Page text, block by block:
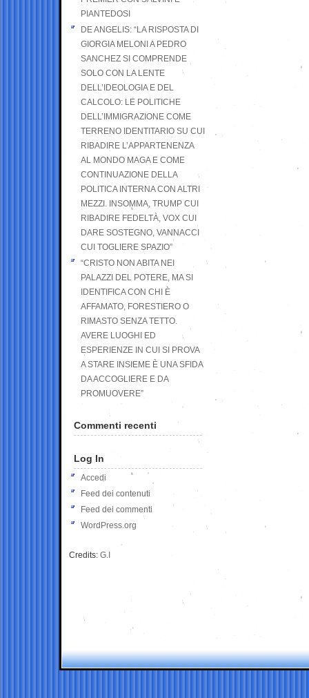
PIANTEDOSI
DE ANGELIS: “LA RISPOSTA DI
GIORGIA MELONI A PEDRO
SANCHEZ SI COMPRENDE
SOLO CON LA LENTE
DELL’IDEOLOGIA E DEL
CALCOLO: LE POLITICHE
DELL’IMMIGRAZIONE COME
TERRENO IDENTITARIO SU CUI
RIBADIRE L’APPARTENENZA
AL MONDO MAGA E COME
CONTINUAZIONE DELLA
POLITICA INTERNA CON ALTRI
MEZZI. INSOMMA, TRUMP CUI
RIBADIRE FEDELTÀ, VOX CUI
DARE SOSTEGNO, VANNACCI
CUI TOGLIERE SPAZIO”
“CRISTO NON ABITA NEI
PALAZZI DEL POTERE, MA SI
IDENTIFICA CON CHI È
AFFAMATO, FORESTIERO O
RIMASTO SENZA TETTO.
AVERE LUOGHI ED
ESPERIENZE IN CUI SI PROVA
A STARE INSIEME È UNA SFIDA
DA ACCOGLIERE E DA
PROMUOVERE”
Commenti recenti
Log In
Accedi
Feed dei contenuti
Feed dei commenti
WordPress.org
Credits: G.I